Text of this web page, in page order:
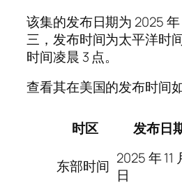
该集的发布日期为 2025 年
三，发布时间为太平洋时
时间凌晨 3 点。
查看其在美国的发布时间
时区 发布日
东部时间 2025 年 11
日